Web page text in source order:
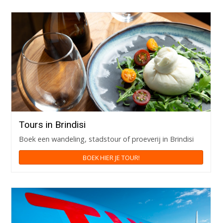
Tours in Brindisi
Boek een wandeling, stadstour of proeverij in Brindisi
BOEK HIER JE TOUR!